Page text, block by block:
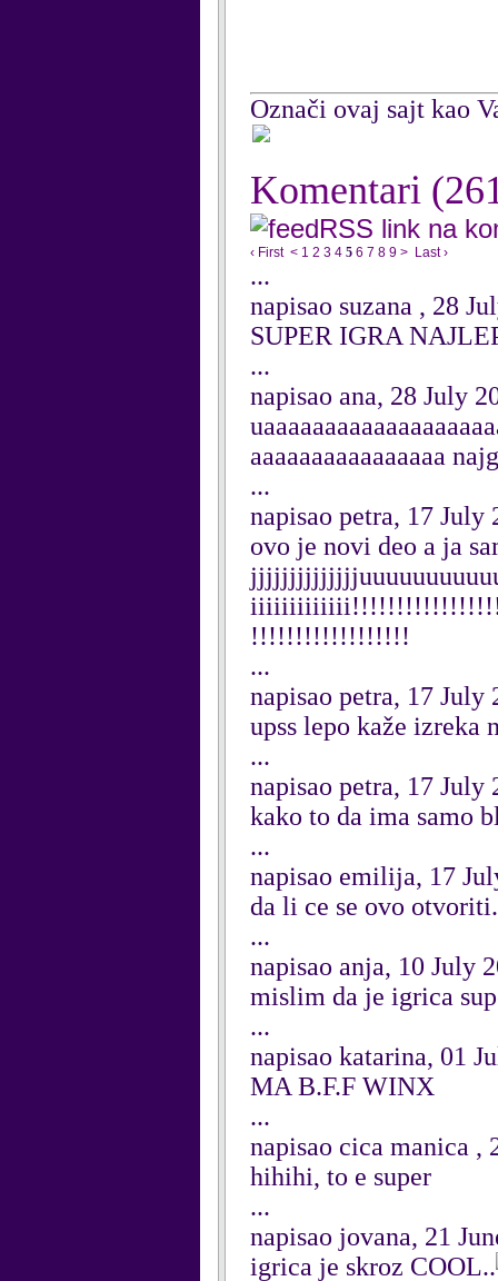
Označi ovaj sajt kao
Komentari
RSS link na
‹ First < 1 2 3 4 5 6 7 8 9 > Last ›
...
napisao suzana , 28
SUPER IGRA
...
napisao ana, 28 July
aaaaaaaaaaaaaaaa
...
napisao petra, 17 July
ovo je novi deo a ja
!!!!!!!!!!!!!!!!!!
...
napisao petra, 17 July
upss lepo kaže izreka
...
napisao petra, 17 July
kako to da ima samo
...
napisao emilija, 17
da li ce se ovo
...
napisao anja, 10 July
mislim da je igrica
...
napisao katarina, 01
MA B.F.F WINX
...
napisao cica manica ,
hihihi, to e super
...
napisao jovana, 21
igrica je skroz COOL..